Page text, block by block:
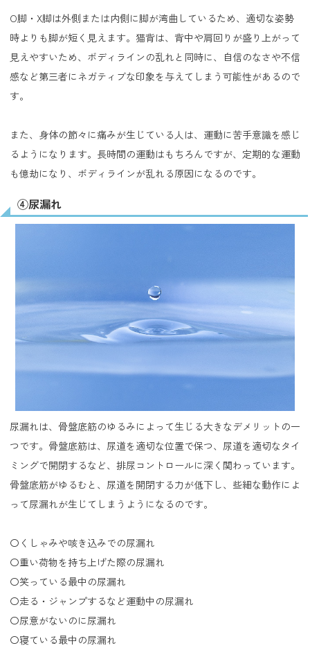
O脚・X脚は外側または内側に脚が湾曲しているため、適切な姿勢
時よりも脚が短く見えます。猫背は、背中や肩回りが盛り上がって
見えやすいため、ボディラインの乱れと同時に、自信のなさや不信
感など第三者にネガティブな印象を与えてしまう可能性があるので
す。
また、身体の節々に痛みが生じている人は、運動に苦手意識を感じ
るようになります。長時間の運動はもちろんですが、定期的な運動
も億劫になり、ボディラインが乱れる原因になるのです。
④尿漏れ
尿漏れは、骨盤底筋のゆるみによって生じる大きなデメリットの一
つです。骨盤底筋は、尿道を適切な位置で保つ、尿道を適切なタイ
ミングで開閉するなど、排尿コントロールに深く関わっています。
骨盤底筋がゆるむと、尿道を開閉する力が低下し、些細な動作によ
って尿漏れが生じてしまうようになるのです。
〇くしゃみや咳き込みでの尿漏れ
〇重い荷物を持ち上げた際の尿漏れ
〇笑っている最中の尿漏れ
〇走る・ジャンプするなど運動中の尿漏れ
〇尿意がないのに尿漏れ
〇寝ている最中の尿漏れ